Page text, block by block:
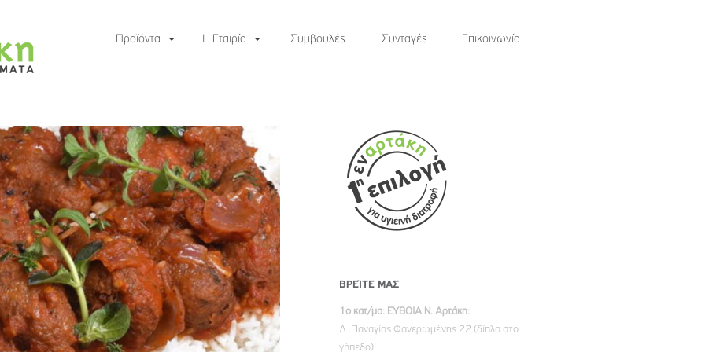
Προϊόντα Η Εταιρία Συμβουλές Συνταγές Επικοινωνία
ΒΡΕΊΤΕ ΜΑΣ
1ο κατ/μα: ΕΥΒΟΙΑ Ν. Αρτάκη:
Λ. Παναγίας Φανερωμένης 22 (δίπλα στο
γήπεδο)